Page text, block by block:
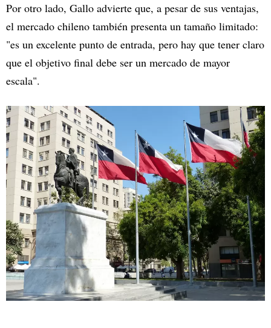
Por otro lado, Gallo advierte que, a pesar de sus ventajas,
el mercado chileno también presenta un tamaño limitado:
"es un excelente punto de entrada, pero hay que tener claro
que el objetivo final debe ser un mercado de mayor
escala".